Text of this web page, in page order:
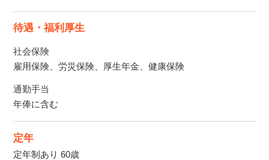
待遇・福利厚生
社会保険
雇用保険、労災保険、厚生年金、健康保険
通勤手当
年俸に含む
定年
定年制あり 60歳